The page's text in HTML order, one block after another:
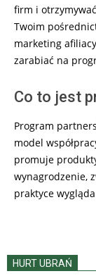
firm i
Twoim
marketing
zarabiać na
Co to jest
Program
model
promuje
wynagrodzenie,
praktyce
HURT UBRAŃ